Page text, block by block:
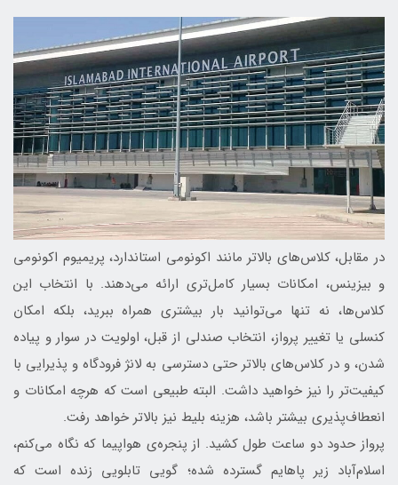
در مقابل، کلاس‌های بالاتر مانند اکونومی استاندارد، پریمیوم اکونومی
و بیزینس، امکانات بسیار کامل‌تری ارائه می‌دهند. با انتخاب این
کلاس‌ها، نه تنها می‌توانید بار بیشتری همراه ببرید، بلکه امکان
کنسلی یا تغییر پرواز، انتخاب صندلی از قبل، اولویت در سوار و پیاده
شدن، و در کلاس‌های بالاتر حتی دسترسی به لانژ فرودگاه و پذیرایی با
کیفیت‌تر را نیز خواهید داشت. البته طبیعی است که هرچه امکانات و
انعطاف‌پذیری بیشتر باشد، هزینه بلیط نیز بالاتر خواهد رفت.
پرواز حدود دو ساعت طول کشید. از پنجره‌ی‌ هواپیما که نگاه می‌کنم،
اسلام‌آباد زیر پاهایم گسترده شده؛ گویی تابلویی زنده است که